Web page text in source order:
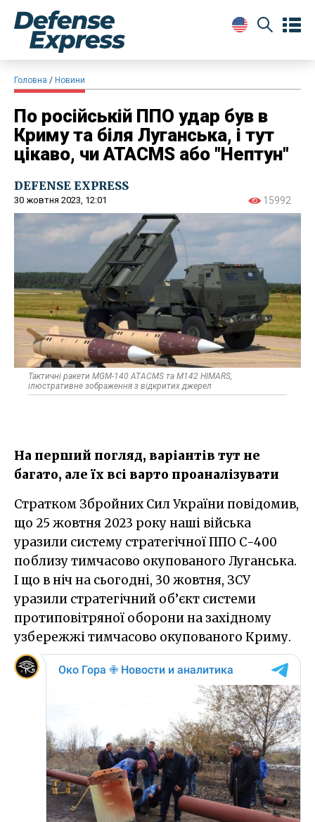
Головна Новини
По російській ППО удар був в
Криму та біля Луганська, і тут
цікаво, чи ATACMS або "Нептун"
DEFENSE EXPRESS
30 жовтня 2023, 12:01 15992
Тактичні ракети MGM-140 ATACMS та M142 HIMARS,
ілюстративне зображення з відкритих джерел
На перший погляд, варіантів тут не
багато, але їх всі варто проаналізувати
Стратком Збройних Сил України повідомив,
що 25 жовтня 2023 року наші війська
уразили систему стратегічної ППО С-400
поблизу тимчасово окупованого Луганська.
І що в ніч на сьогодні, 30 жовтня, ЗСУ
уразили стратегічний об’єкт системи
протиповітряної оборони на західному
узбережжі тимчасово окупованого Криму.